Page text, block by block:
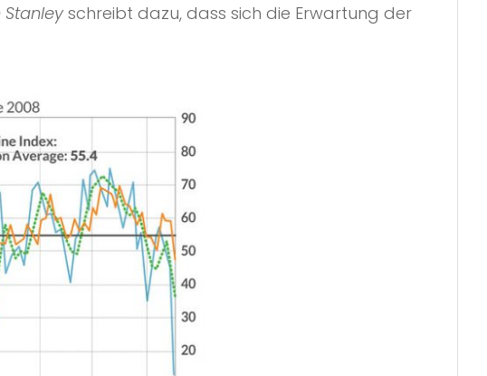
schreibt dazu, dass sich die Erwartung der